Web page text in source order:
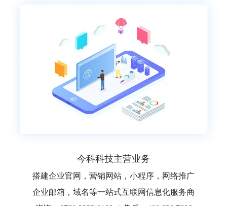
今科科技主营业务
搭建企业官网，营销网站，小程序，网络推广
企业邮箱，域名等一站式互联网信息化服务商